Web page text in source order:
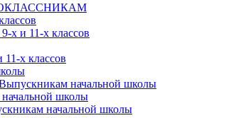
х и 11-х классов
х классов
начальной школы
школы
начальной школы